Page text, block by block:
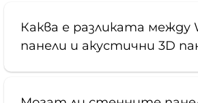
Каква е разликата между
панели и акустични 3D